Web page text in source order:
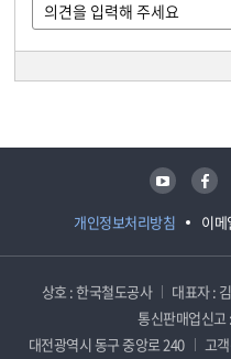
개인정보처리방침 이
유튜브 페이스북
상호 : 한국철도공사 대표자 :
통신판매업신고
대전광역시 동구 중앙로 240
고